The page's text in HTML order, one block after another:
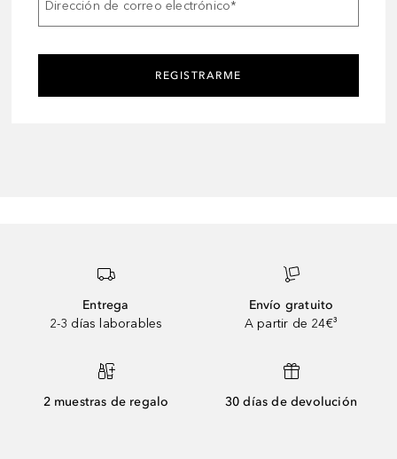
Dirección de correo electrónico*
REGISTRARME
Entrega
2-3 días laborables
Envío gratuito
A partir de 24€³
2 muestras de regalo 30 días de devolución